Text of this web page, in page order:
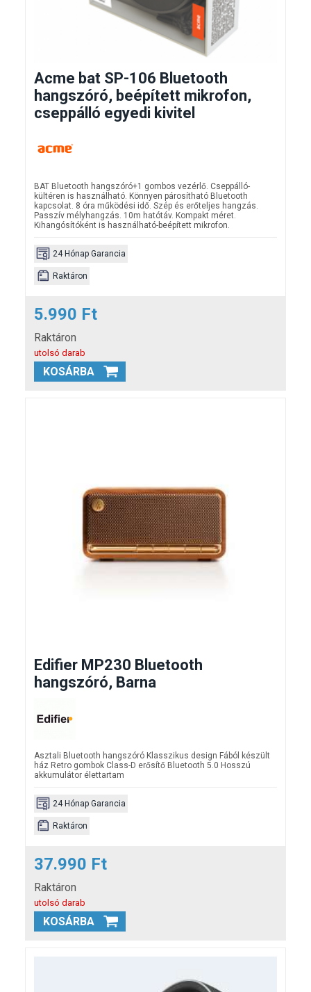
Acme bat SP-106 Bluetooth
hangszóró, beépített mikrofon,
cseppálló egyedi kivitel
BAT Bluetooth hangszóró+1 gombos vezérlő. Cseppálló-
kültéren is használható. Könnyen párosítható Bluetooth
kapcsolat. 8 óra működési idő. Szép és erőteljes hangzás.
Passzív mélyhangzás. 10m hatótáv. Kompakt méret.
Kihangósítóként is használható-beépített mikrofon.
24 Hónap Garancia
Raktáron
5.990 Ft
Raktáron
utolsó darab
KOSÁRBA
Edifier MP230 Bluetooth
hangszóró, Barna
Asztali Bluetooth hangszóró Klasszikus design Fából készült
ház Retro gombok Class-D erősítő Bluetooth 5.0 Hosszú
akkumulátor élettartam
24 Hónap Garancia
Raktáron
37.990 Ft
Raktáron
utolsó darab
KOSÁRBA